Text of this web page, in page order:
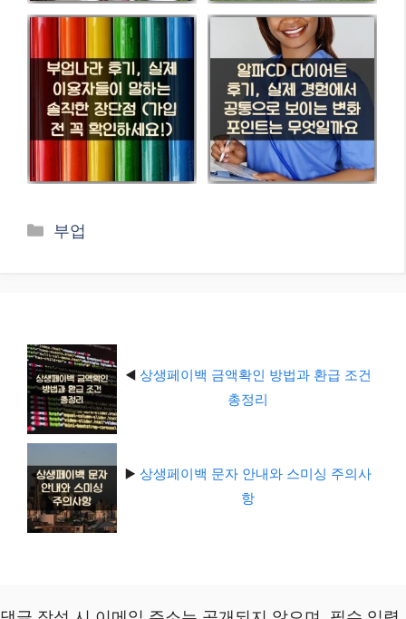
카
부업
◀️ 상생페이백 금액확인 방법과 환급 조건
총정리
▶️ 상생페이백 문자 안내와 스미싱 주의사
항